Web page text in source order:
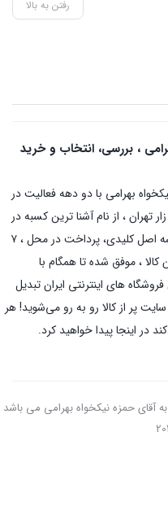
رفتن به بالا
، بررسی، انتخاب و خرید
بهرامی با دو دهه فعالیت در
تهران ، از نام آشنا ترین کسبه در
بازار برق و الکترونیک کشور، با پایبندی به سه اصل کلیدی، پرداخت در محل ، ۷
، موفق شده تا همگام با
های اینترنتی ایران تبدیل
پر از کالا رو به رو می‌شوید! هر
در اینجا پیدا خواهید کرد.
آقای حمزه نیکخواه بهرامی می باشد